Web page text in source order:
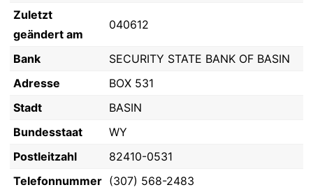
Zuletzt
geändert am
040612
Bank
SECURITY STATE BANK OF BASIN
Adresse
BOX 531
Stadt
BASIN
Bundesstaat
WY
Postleitzahl
82410-0531
Telefonnummer (307) 568-2483